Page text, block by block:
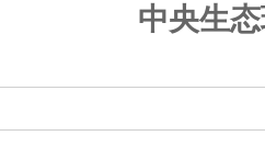
中央生